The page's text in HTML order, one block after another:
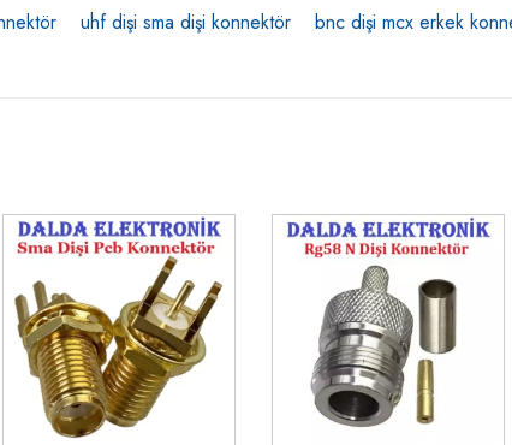
uhf dişi sma dişi konnektör bnc dişi mcx erkek